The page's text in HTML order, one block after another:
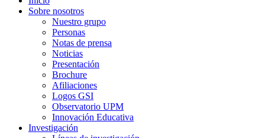
Sobre nosotros
Nuestro grupo
Personas
Notas de prensa
Noticias
Presentación
Brochure
Afiliaciones
Logos GSI
Observatorio UPM
Innovación Educativa
Investigación